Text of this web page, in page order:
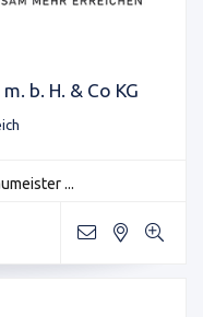
b. H. & Co KG
...